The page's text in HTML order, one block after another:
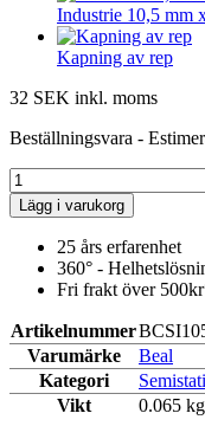
Industrie 10,5 mm
Kapning av rep
32 SEK inkl. moms
Beställningsvara -
Lägg i varukorg
25 års erfarenhet
360° -
Fri frakt över
Artikelnummer
Varumärke
Beal
Kategori
Vikt
0.065 kg